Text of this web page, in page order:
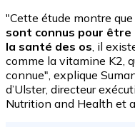
"Cette étude montre que
sont connus pour
la santé des os , il
comme la vitamine K2,
connue", explique
d’Ulster, directeur
Nutrition and Health et